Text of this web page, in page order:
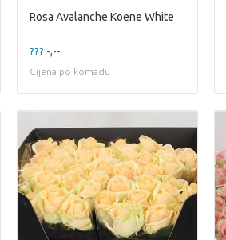
Rosa Avalanche Koene White
??? -,--
Cijena po komadu